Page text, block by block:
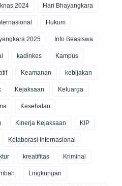
2024 Hari Bhayangkara
Hukum
2025 Info Beasiswa
kadinkes Kampus
Keamanan kebijakan
Kejaksaan Keluarga
Kesehatan
Kinerja Kejaksaan KIP
Kolaborasi Internasional
kreatifitas Kriminal
Lingkungan